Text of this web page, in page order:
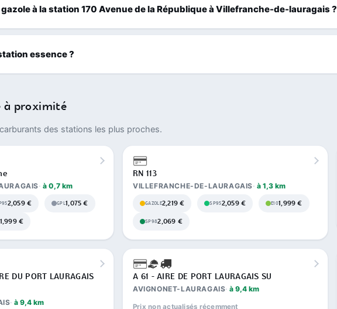
à la station 170 Avenue de la République à Villefranche-de-lauragais ?
essence ?
à proximité
des stations les plus proches.
à 0,7 km
2,059 € GPL1,075 €
1,999 €
RN 113
VILLEFRANCHE-DE-LAURAGAIS à 1,3 km
GAZOLE2,219 € SP952,059 € E101,999 €
SP982,069 €
DU PORT LAURAGAIS
à 9,4 km
A 61 - AIRE DE PORT LAURAGAIS SU
AVIGNONET-LAURAGAIS à 9,4 km
Prix non actualisés récemment